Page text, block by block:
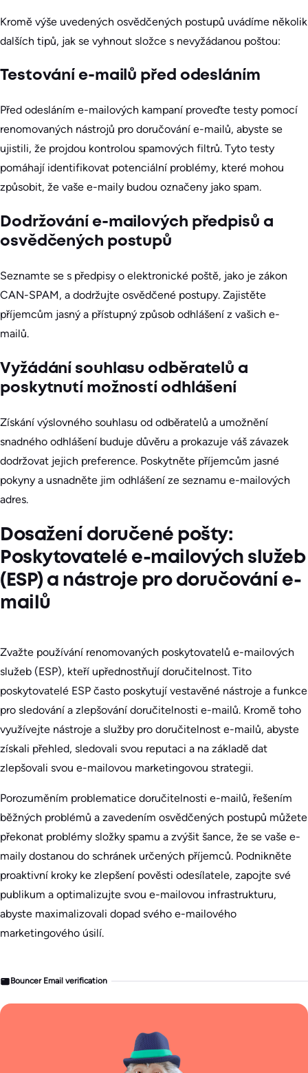
Kromě výše uvedených osvědčených postupů uvádíme několik
dalších tipů, jak se vyhnout složce s nevyžádanou poštou:
Testování e-mailů před odesláním
Před odesláním e-mailových kampaní proveďte testy pomocí
renomovaných nástrojů pro doručování e-mailů, abyste se
ujistili, že projdou kontrolou spamových filtrů. Tyto testy
pomáhají identifikovat potenciální problémy, které mohou
způsobit, že vaše e-maily budou označeny jako spam.
Dodržování e-mailových předpisů a
osvědčených postupů
Seznamte se s předpisy o elektronické poště, jako je zákon
CAN-SPAM, a dodržujte osvědčené postupy. Zajistěte
příjemcům jasný a přístupný způsob odhlášení z vašich e-
mailů.
Vyžádání souhlasu odběratelů a
poskytnutí možností odhlášení
Získání výslovného souhlasu od odběratelů a umožnění
snadného odhlášení buduje důvěru a prokazuje váš závazek
dodržovat jejich preference. Poskytněte příjemcům jasné
pokyny a usnadněte jim odhlášení ze seznamu e-mailových
adres.
Dosažení doručené pošty:
Poskytovatelé e-mailových služeb
(ESP) a nástroje pro doručování e-
mailů
Zvažte používání renomovaných poskytovatelů e-mailových
služeb (ESP), kteří upřednostňují doručitelnost. Tito
poskytovatelé ESP často poskytují vestavěné nástroje a funkce
pro sledování a zlepšování doručitelnosti e-mailů. Kromě toho
využívejte nástroje a služby pro doručitelnost e-mailů, abyste
získali přehled, sledovali svou reputaci a na základě dat
zlepšovali svou e-mailovou marketingovou strategii.
Porozuměním problematice doručitelnosti e-mailů, řešením
běžných problémů a zavedením osvědčených postupů můžete
překonat problémy složky spamu a zvýšit šance, že se vaše e-
maily dostanou do schránek určených příjemců. Podnikněte
proaktivní kroky ke zlepšení pověsti odesílatele, zapojte své
publikum a optimalizujte svou e-mailovou infrastrukturu,
abyste maximalizovali dopad svého e-mailového
marketingového úsilí.
Bouncer Email verification